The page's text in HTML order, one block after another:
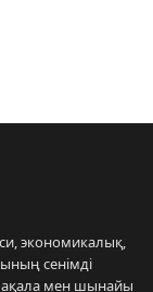
экономикалық,
сенімді
мен шынайы